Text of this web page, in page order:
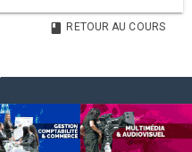
RETOUR AU COURS